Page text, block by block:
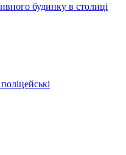
будинку в столиці